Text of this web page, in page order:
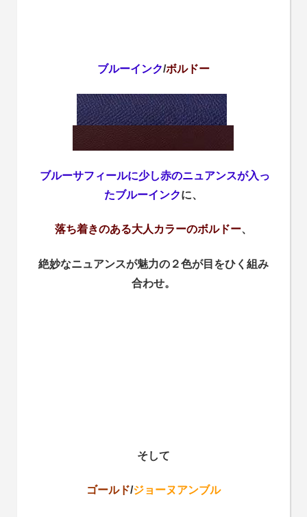
ブルーインク/ボルドー
ブルーサフィールに少し赤のニュアンスが入っ
たブルーインクに、
落ち着きのある大人カラーのボルドー、
絶妙なニュアンスが魅力の２色が目をひく組み
合わせ。
そして
ゴールド/ジョーヌアンブル